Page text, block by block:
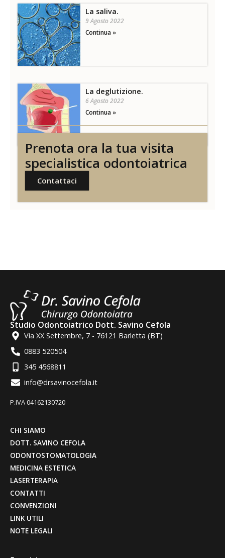
La saliva.
9 Agosto 2022
Continua »
La deglutizione.
6 Agosto 2022
Continua »
Prenota ora la tua visita
specialistica odontoiatrica
Contattaci
Studio Odontoiatrico Dott. Savino Cefola
Via XX Settembre, 7 - 76121 Barletta (BT)
0883 520504
345 4568811
info@drsavinocefola.it
P.IVA 04162130720
CHI SIAMO
DOTT. SAVINO CEFOLA
ODONTOSTOMATOLOGIA
MEDICINA ESTETICA
LASERTERAPIA
CONTATTI
CONVENZIONI
LINK UTILI
NOTE LEGALI